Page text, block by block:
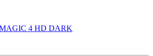
4 HD DARK